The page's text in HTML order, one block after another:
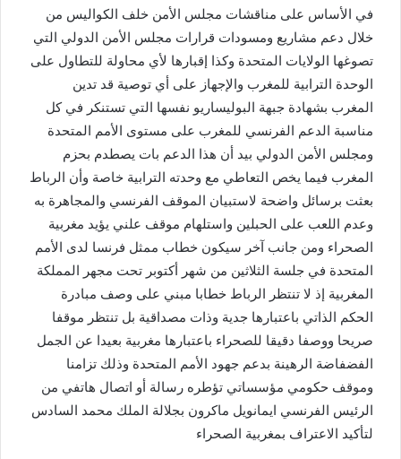
في الأساس على مناقشات مجلس الأمن خلف الكواليس من
خلال دعم مشاريع ومسودات قرارات مجلس الأمن الدولي التي
تصوغها الولايات المتحدة وكذا إقبارها لأي محاولة للتطاول على
الوحدة الترابية للمغرب والإجهاز على أي توصية قد تدين
المغرب بشهادة جبهة البوليساريو نفسها التي تستنكر في كل
مناسبة الدعم الفرنسي للمغرب على مستوى الأمم المتحدة
ومجلس الأمن الدولي بيد أن هذا الدعم بات يصطدم بحزم
المغرب فيما يخص التعاطي مع وحدته الترابية خاصة وأن الرباط
بعثت برسائل واضحة لاستبيان الموقف الفرنسي والمجاهرة به
وعدم اللعب على الحبلين واستلهام موقف علني يؤيد مغربية
الصحراء ومن جانب آخر سيكون خطاب ممثل فرنسا لدى الأمم
المتحدة في جلسة الثلاثين من شهر أكتوبر تحت مجهر المملكة
المغربية إذ لا تنتظر الرباط خطابا مبني على وصف مبادرة
الحكم الذاتي باعتبارها جدية وذات مصداقية بل تنتظر موقفا
صريحا ووصفا دقيقا للصحراء باعتبارها مغربية بعيدا عن الجمل
الفضفاضة الرهينة بدعم جهود الأمم المتحدة وذلك تزامنا
وموقف حكومي مؤسساتي تؤطره رسالة أو اتصال هاتفي من
الرئيس الفرنسي ايمانويل ماكرون بجلالة الملك محمد السادس
لتأكيد الاعتراف بمغربية الصحراء